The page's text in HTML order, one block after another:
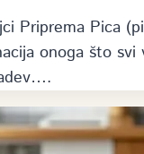
Priprema Pica
onoga što svi